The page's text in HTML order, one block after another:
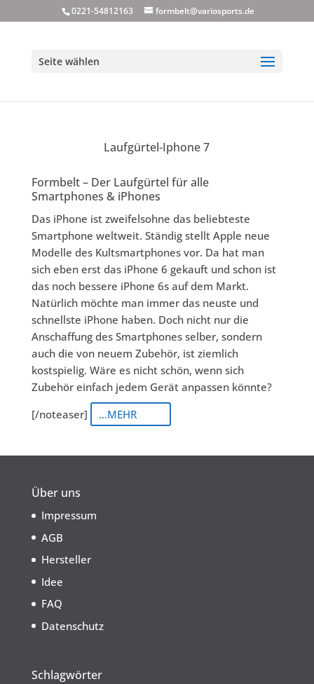
0221-54812163 formbelt@variosports.de
Seite wählen
Laufgürtel-Iphone 7
Formbelt – Der Laufgürtel für alle
Smartphones & iPhones
Das iPhone ist zweifelsohne das beliebteste
Smartphone weltweit. Ständig stellt Apple neue
Modelle des Kultsmartphones vor. Da hat man
sich eben erst das iPhone 6 gekauft und schon ist
das noch bessere iPhone 6s auf dem Markt.
Natürlich möchte man immer das neuste und
schnellste iPhone haben. Doch nicht nur die
Anschaffung des Smartphones selber, sondern
auch die von neuem Zubehör, ist ziemlich
kostspielig. Wäre es nicht schön, wenn sich
Zubehör einfach jedem Gerät anpassen könnte?
[/noteaser]
...MEHR
Über uns
Impressum
AGB
Hersteller
Idee
FAQ
Datenschutz
Schlagwörter